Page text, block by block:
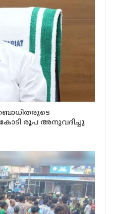
കോടി രൂപ അനുവദിച്ചു